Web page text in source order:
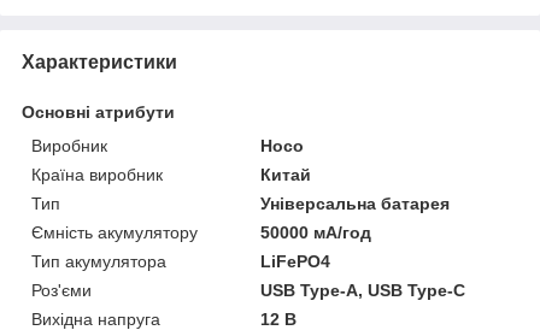
Характеристики
Основні атрибути
Виробник
Hoco
Країна виробник
Китай
Тип
Універсальна батарея
Ємність акумулятору
50000 мА/год
Тип акумулятора
LiFePO4
Роз'єми
USB Type-A, USB Type-C
Вихідна напруга
12 В